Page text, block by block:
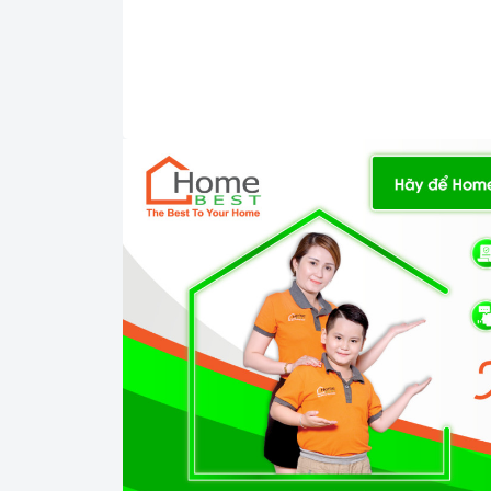
Khoá trẻ em
AquaStop: 100% đảm bảo các vấn đề rò rỉ
Công nghệ rửa độc đáo giúp bảo vệ và ngăn
2. Một số lưu ý khi sử dụng sản phẩm
Sử dụng đúng chất tẩy rửa: Máy rửa chén
không gây hại cho máy. Bạn nên sử dụng bột
của nhà sản xuất.
Sắp xếp bát đĩa đúng cách: Trước khi cho bát
bát đĩa được rửa sạch và khô ráo hoàn toàn.
Loại bỏ thức ăn thừa khỏi bát đĩa trước khi cho
Sắp xếp bát đĩa sao cho các vật dụng không